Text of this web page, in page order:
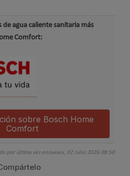
de agua caliente sanitaria más
Comfort:
sobre Bosch Home
Comfort
por última vez enJueves, 02 Julio 2026 08:50